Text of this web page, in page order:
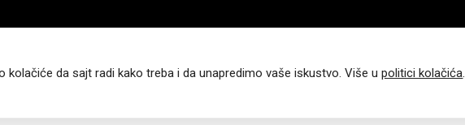
kolačiće da sajt radi kako treba i da unapredimo vaše iskustvo. Više u politici kolačića.